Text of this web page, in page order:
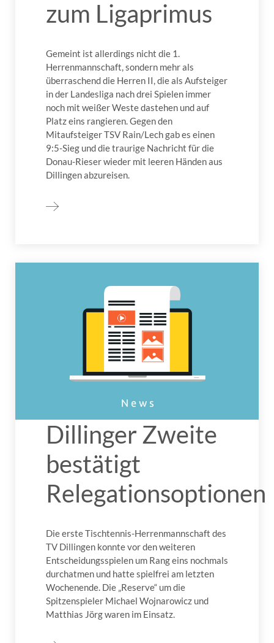
zum Ligaprimus
Gemeint ist allerdings nicht die 1.
Herrenmannschaft, sondern mehr als
überraschend die Herren II, die als Aufsteiger
in der Landesliga nach drei Spielen immer
noch mit weißer Weste dastehen und auf
Platz eins rangieren. Gegen den
Mitaufsteiger TSV Rain/Lech gab es einen
9:5-Sieg und die traurige Nachricht für die
Donau-Rieser wieder mit leeren Händen aus
Dillingen abzureisen.
Dillinger Zweite
bestätigt
Relegationsoptionen
Die erste Tischtennis-Herrenmannschaft des
TV Dillingen konnte vor den weiteren
Entscheidungsspielen um Rang eins nochmals
durchatmen und hatte spielfrei am letzten
Wochenende. Die „Reserve“ um die
Spitzenspieler Michael Wojnarowicz und
Matthias Jörg waren im Einsatz.